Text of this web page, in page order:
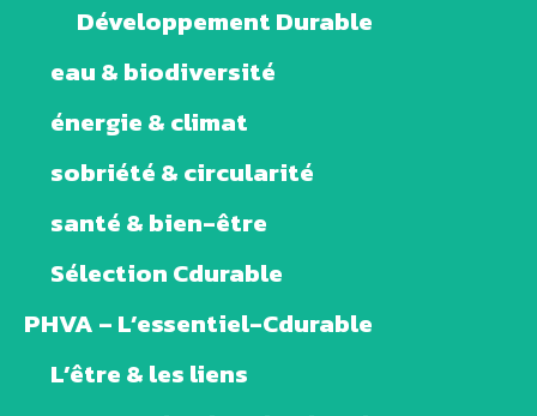
Développement Durable
eau & biodiversité
énergie & climat
sobriété & circularité
santé & bien-être
Sélection Cdurable
PHVA – L’essentiel-Cdurable
L’être & les liens